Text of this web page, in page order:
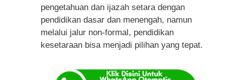
pengetahuan dan ijazah setara dengan
pendidikan dasar dan menengah, namun
melalui jalur non-formal, pendidikan
kesetaraan bisa menjadi pilihan yang tepat.